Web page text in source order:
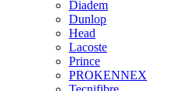
Diadem
Dunlop
Head
Lacoste
Prince
PROKENNEX